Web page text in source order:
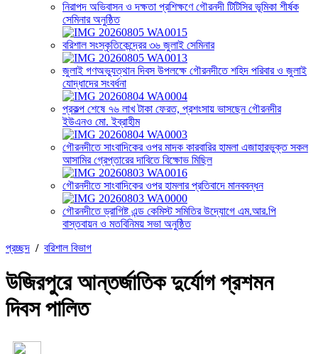
নিরাপদ অভিবাসন ও দক্ষতা প্রশিক্ষণে গৌরনদী টিটিসির ভূমিকা শীর্ষক
সেমিনার অনুষ্ঠিত
বরিশাল সংস্কৃতিকেন্দ্রের ৩৬ জুলাই সেমিনার
জুলাই গণঅভ্যুত্থান দিবস উপলক্ষে গৌরনদীতে শহিদ পরিবার ও জুলাই
যোদ্ধাদের সংবর্ধনা
প্রকল্প শেষে ৭৬ লাখ টাকা ফেরত, প্রশংসায় ভাসছেন গৌরনদীর
ইউএনও মো. ইব্রাহীম
গৌরনদীতে সাংবাদিকের ওপর মাদক কারবারির হামলা এজাহারভুক্ত সকল
আসামির গ্রেপ্তারের দাবিতে বিক্ষোভ মিছিল
গৌরনদীতে সাংবাদিকের ওপর হামলার প্রতিবাদে মানববন্ধন
গৌরনদীতে ড্রাগিষ্ট এন্ড কেমিস্ট সমিতির উদ্যোগে এম.আর.পি
বাস্তবায়ন ও মতবিনিময় সভা অনুষ্ঠিত
প্রচ্ছদ / বরিশাল বিভাগ
উজিরপুরে আন্তর্জাতিক দুর্যোগ প্রশমন
দিবস পালিত